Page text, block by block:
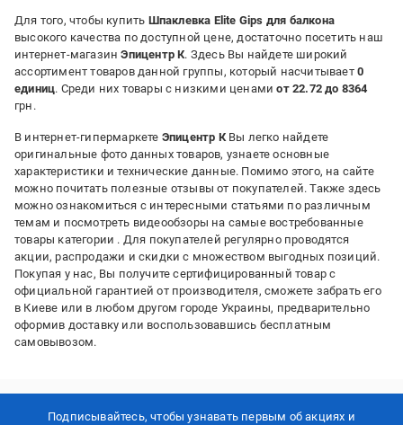
Для того, чтобы купить Шпаклевка Elite Gips для балкона
высокого качества по доступной цене, достаточно посетить наш
интернет-магазинЭпицентр К. Здесь Вы найдете широкий
ассортимент товаров данной группы, который насчитывает0
единиц. Среди них товары с низкими ценамиот 22.72 до 8364
грн.
В интернет-гипермаркете Эпицентр КВы легко найдете
оригинальные фото данных товаров, узнаете основные
характеристики и технические данные. Помимо этого, на сайте
можно почитать полезные отзывы от покупателей. Также здесь
можно ознакомиться с интересными статьями по различным
темам и посмотреть видеообзоры на самые востребованные
товары категории . Для покупателей регулярно проводятся
акции, распродажи и скидки с множеством выгодных позиций.
Покупая у нас, Вы получите сертифицированный товар с
официальной гарантией от производителя, сможете забрать его
в Киеве или в любом другом городе Украины, предварительно
оформив доставку или воспользовавшись бесплатным
самовывозом.
Подписывайтесь, чтобы узнавать первым об акцияx и